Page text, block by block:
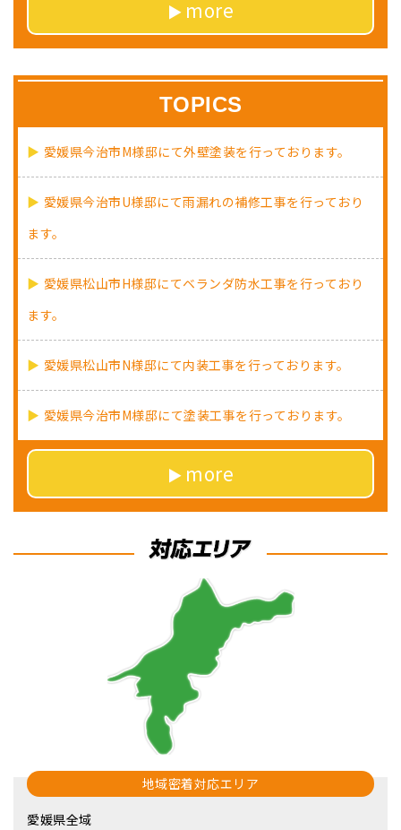
more
TOPICS
愛媛県今治市M様邸にて外壁塗装を行っております。
愛媛県今治市U様邸にて雨漏れの補修工事を行っており
ます。
愛媛県松山市H様邸にてベランダ防水工事を行っており
ます。
愛媛県松山市N様邸にて内装工事を行っております。
愛媛県今治市M様邸にて塗装工事を行っております。
more
地域密着対応エリア
愛媛県全域